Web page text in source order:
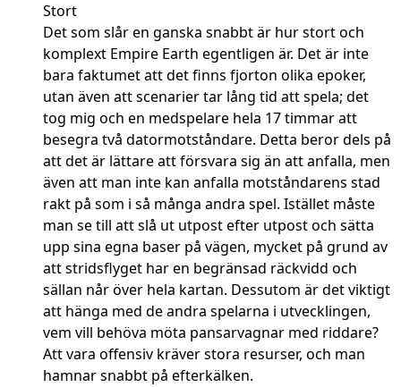
Stort
Det som slår en ganska snabbt är hur stort och
komplext Empire Earth egentligen är. Det är inte
bara faktumet att det finns fjorton olika epoker,
utan även att scenarier tar lång tid att spela; det
tog mig och en medspelare hela 17 timmar att
besegra två datormotståndare. Detta beror dels på
att det är lättare att försvara sig än att anfalla, men
även att man inte kan anfalla motståndarens stad
rakt på som i så många andra spel. Istället måste
man se till att slå ut utpost efter utpost och sätta
upp sina egna baser på vägen, mycket på grund av
att stridsflyget har en begränsad räckvidd och
sällan når över hela kartan. Dessutom är det viktigt
att hänga med de andra spelarna i utvecklingen,
vem vill behöva möta pansarvagnar med riddare?
Att vara offensiv kräver stora resurser, och man
hamnar snabbt på efterkälken.